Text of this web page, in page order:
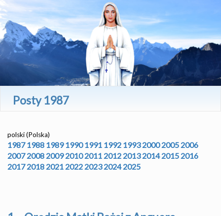
Posty 1987
polski (Polska)
1987 1988 1989 1990 1991 1992 1993 2000 2005 2006
2007 2008 2009 2010 2011 2012 2013 2014 2015 2016
2017 2018 2021 2022 2023 2024 2025